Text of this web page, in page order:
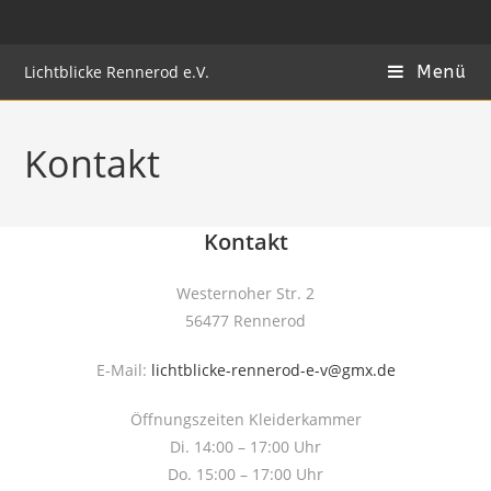
Lichtblicke Rennerod e.V. Menü
Kontakt
Kontakt
Westernoher Str. 2
56477 Rennerod
E-Mail: lichtblicke-rennerod-e-v@gmx.de
Öffnungszeiten Kleiderkammer
Di. 14:00 – 17:00 Uhr
Do. 15:00 – 17:00 Uhr